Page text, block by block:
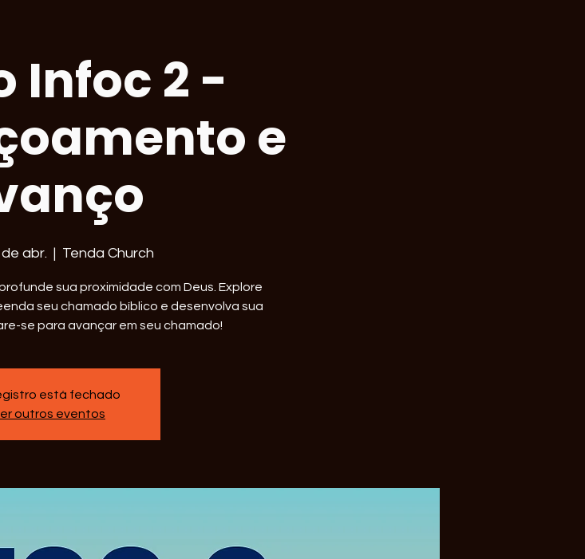
Infoc 2 -
e
abr.
  |
Tenda Church
sua proximidade com Deus. Explore
seu chamado bíblico e desenvolva sua
se para avançar em seu chamado!
está fechado
outros eventos